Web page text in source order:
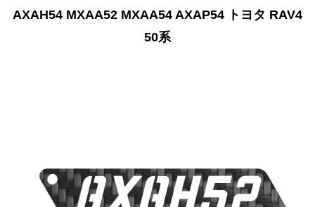
AXAH54 MXAA52 MXAA54 AXAP54 トヨタ RAV4
50系